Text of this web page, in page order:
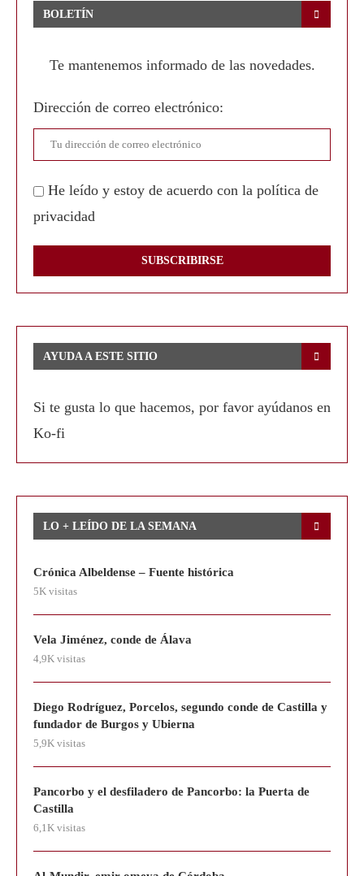
BOLETÍN
Te mantenemos informado de las novedades.
Dirección de correo electrónico:
He leído y estoy de acuerdo con la política de
privacidad
AYUDA A ESTE SITIO
Si te gusta lo que hacemos, por favor ayúdanos en
Ko-fi
LO + LEÍDO DE LA SEMANA
Crónica Albeldense – Fuente histórica
5K visitas
Vela Jiménez, conde de Álava
4,9K visitas
Diego Rodríguez, Porcelos, segundo conde de Castilla y
fundador de Burgos y Ubierna
5,9K visitas
Pancorbo y el desfiladero de Pancorbo: la Puerta de
Castilla
6,1K visitas